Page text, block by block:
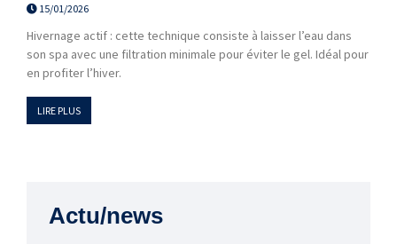
15/01/2026
Hivernage actif : cette technique consiste à laisser l’eau dans
son spa avec une filtration minimale pour éviter le gel. Idéal pour
en profiter l’hiver.
LIRE PLUS
Actu/news